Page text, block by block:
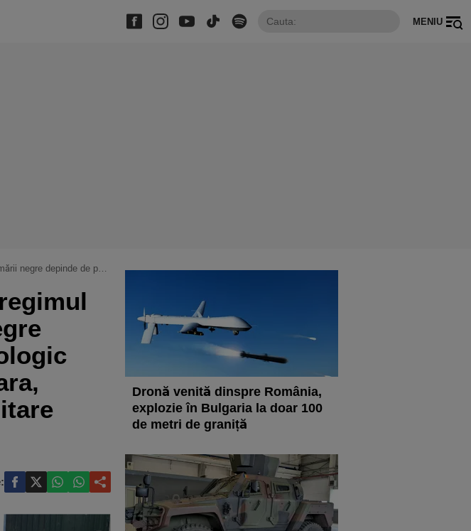
MENIU
furnizor major de vehicule militare pentru bucurești
Dronă venită dinspre România,
explozie în Bulgaria la doar 100
de metri de graniță